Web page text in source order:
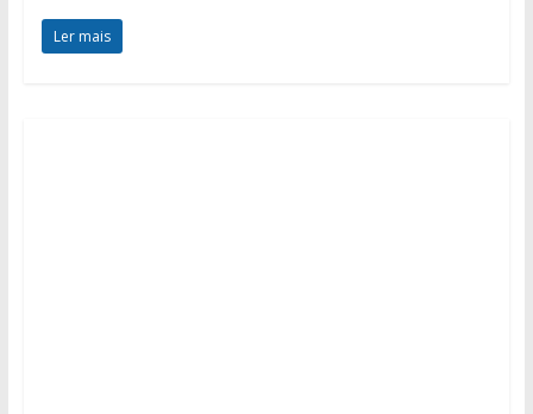
Ler mais